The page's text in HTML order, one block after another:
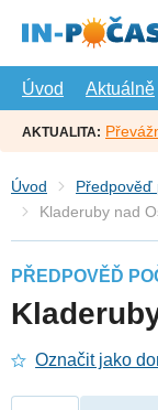
hlavní
Úvod
Aktuálně
AKTUALITA:
Úvod Předpověď
Kladeruby nad
PŘEDPOVĚĎ
Označit jako